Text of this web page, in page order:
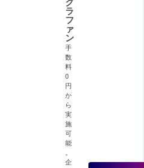
ラ
フ
ァ
ン
手
数
料
0
円
か
ら
実
施
可
能
企